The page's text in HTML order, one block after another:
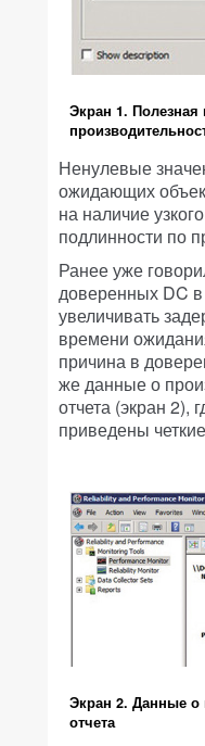
Экран 1.
Ненулевые
ожидающих
на наличие
подлинности по
Ранее уже
доверенных DC
увеличивать
времени
причина в
же данные о
отчета (экран 2),
приведены
Экран 2. Данные о
отчета